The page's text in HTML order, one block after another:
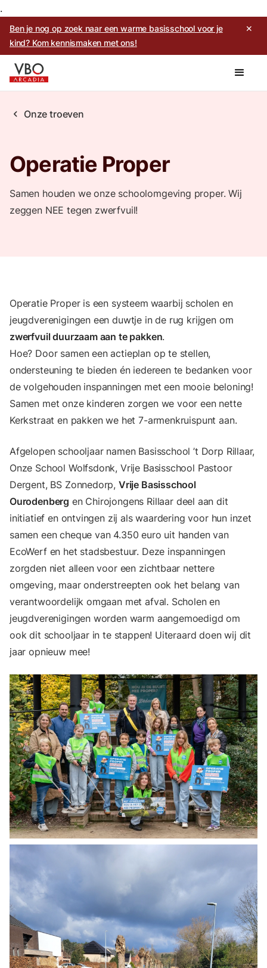
.
Ben je nog op zoek naar een warme basisschool voor je
kind? Kom kennismaken met ons!
✕
chevron_left Onze troeven
Operatie Proper
Samen houden we onze schoolomgeving proper. Wij
zeggen NEE tegen zwerfvuil!
Operatie Proper is een systeem waarbij scholen en
jeugdverenigingen een duwtje in de rug krijgen om
zwerfvuil duurzaam aan te pakken.
Hoe? Door samen een actieplan op te stellen,
ondersteuning te bieden én iedereen te bedanken voor
de volgehouden inspanningen met een mooie beloning!
Samen met onze kinderen zorgen we voor een nette
Kerkstraat en pakken we het 7-armenkruispunt aan.
Afgelopen schooljaar namen Basisschool ’t Dorp Rillaar,
Onze School Wolfsdonk, Vrije Basisschool Pastoor
Dergent, BS Zonnedorp, Vrije Basisschool
Ourodenberg en Chirojongens Rillaar deel aan dit
initiatief en ontvingen zij als waardering voor hun inzet
samen een cheque van 4.350 euro uit handen van
EcoWerf en het stadsbestuur. Deze inspanningen
zorgden niet alleen voor een zichtbaar nettere
omgeving, maar onderstreepten ook het belang van
verantwoordelijk omgaan met afval. Scholen en
jeugdverenigingen worden warm aangemoedigd om
ook dit schooljaar in te stappen! Uiteraard doen wij dit
jaar opnieuw mee!